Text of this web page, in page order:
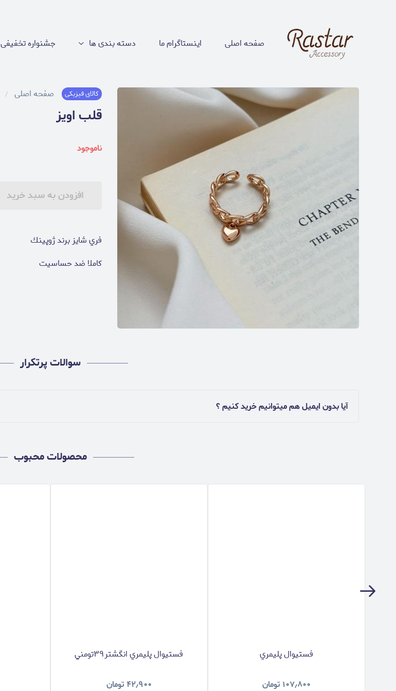
صفحه اصلی اینستاگرام ما دسته بندی ها جشنواره تخفیفی
کالای فیزیکی صفحه اصلی
قلب اويز
ناموجود
افزودن به سبد خرید
فري شايز برند ژوپينك
كاملا ضد حساسيت
سوالات پرتکرار
آیا بدون ایمیل هم میتوانیم خرید کنیم ؟
محصولات محبوب
فستيوال پليمري
۱۰۷٫۸۰۰ تومان
فستيوال پليمري انگشتر٣٩تومني
۴۲٫۹۰۰ تومان